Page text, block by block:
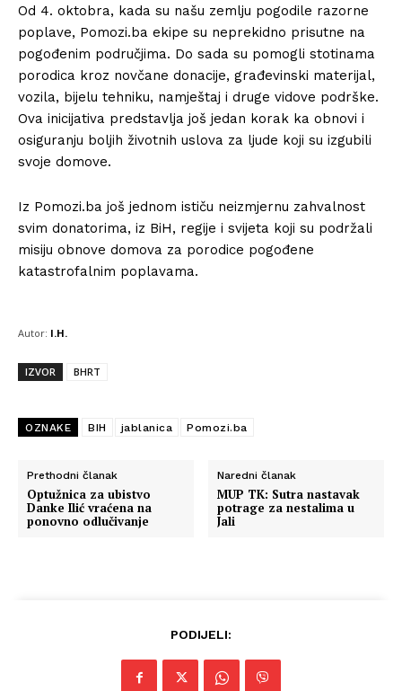
Od 4. oktobra, kada su našu zemlju pogodile razorne
poplave, Pomozi.ba ekipe su neprekidno prisutne na
pogođenim područjima. Do sada su pomogli stotinama
porodica kroz novčane donacije, građevinski materijal,
vozila, bijelu tehniku, namještaj i druge vidove podrške.
Ova inicijativa predstavlja još jedan korak ka obnovi i
osiguranju boljih životnih uslova za ljude koji su izgubili
svoje domove.
Iz Pomozi.ba još jednom ističu neizmjernu zahvalnost
svim donatorima, iz BiH, regije i svijeta koji su podržali
misiju obnove domova za porodice pogođene
katastrofalnim poplavama.
Autor: I.H.
IZVOR BHRT
OZNAKE BIH jablanica Pomozi.ba
Prethodni članak
Optužnica za ubistvo
Danke Ilić vraćena na
ponovno odlučivanje
Naredni članak
MUP TK: Sutra nastavak
potrage za nestalima u
Jali
PODIJELI: